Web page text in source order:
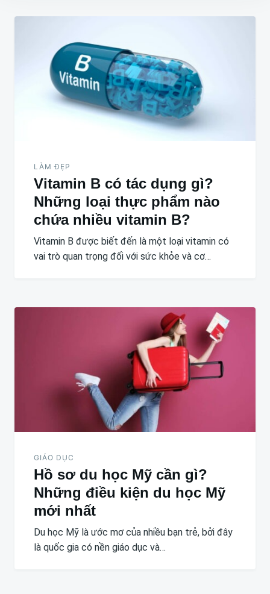
Điều
hướng
LÀM ĐẸP
Vitamin B có tác dụng gì?
Những loại thực phẩm nào
chứa nhiều vitamin B?
Vitamin B được biết đến là một loại vitamin có
vai trò quan trọng đối với sức khỏe và cơ…
GIÁO DỤC
Hồ sơ du học Mỹ cần gì?
Những điều kiện du học Mỹ
mới nhất
Du học Mỹ là ước mơ của nhiều bạn trẻ, bởi đây
là quốc gia có nền giáo dục và…